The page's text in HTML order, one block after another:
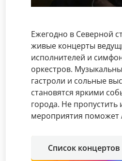
Ежегодно в Северной
живые концерты
исполнителей и
оркестров.
гастроли и сольные
становятся яркими
города. Не пропустить
мероприятия
Список концертов